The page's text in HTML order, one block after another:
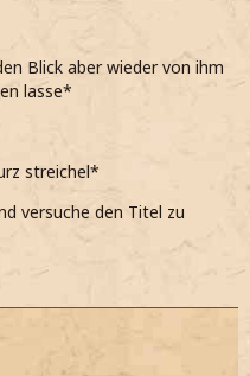
bekannt vorkommen,
auf dem Gang
Blick aber wieder von ihm
lasse*
streichel*
versuche den Titel zu